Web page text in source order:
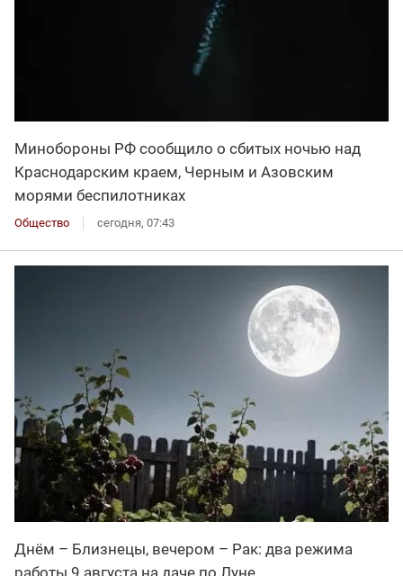
Минобороны РФ сообщило о сбитых ночью над
Краснодарским краем, Черным и Азовским
морями беспилотниках
Общество сегодня, 07:43
Днём – Близнецы, вечером – Рак: два режима